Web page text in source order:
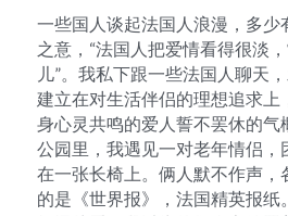
一些国人谈起法国人浪漫，多少
之意，“法国人把爱情看得很淡
儿”。我私下跟一些法国人聊天
建立在对生活伴侣的理想追求上
身心灵共鸣的爱人誓不罢休的气
公园里，我遇见一对老年情侣，
在一张长椅上。俩人默不作声，
的是《世界报》，法国精英报纸。